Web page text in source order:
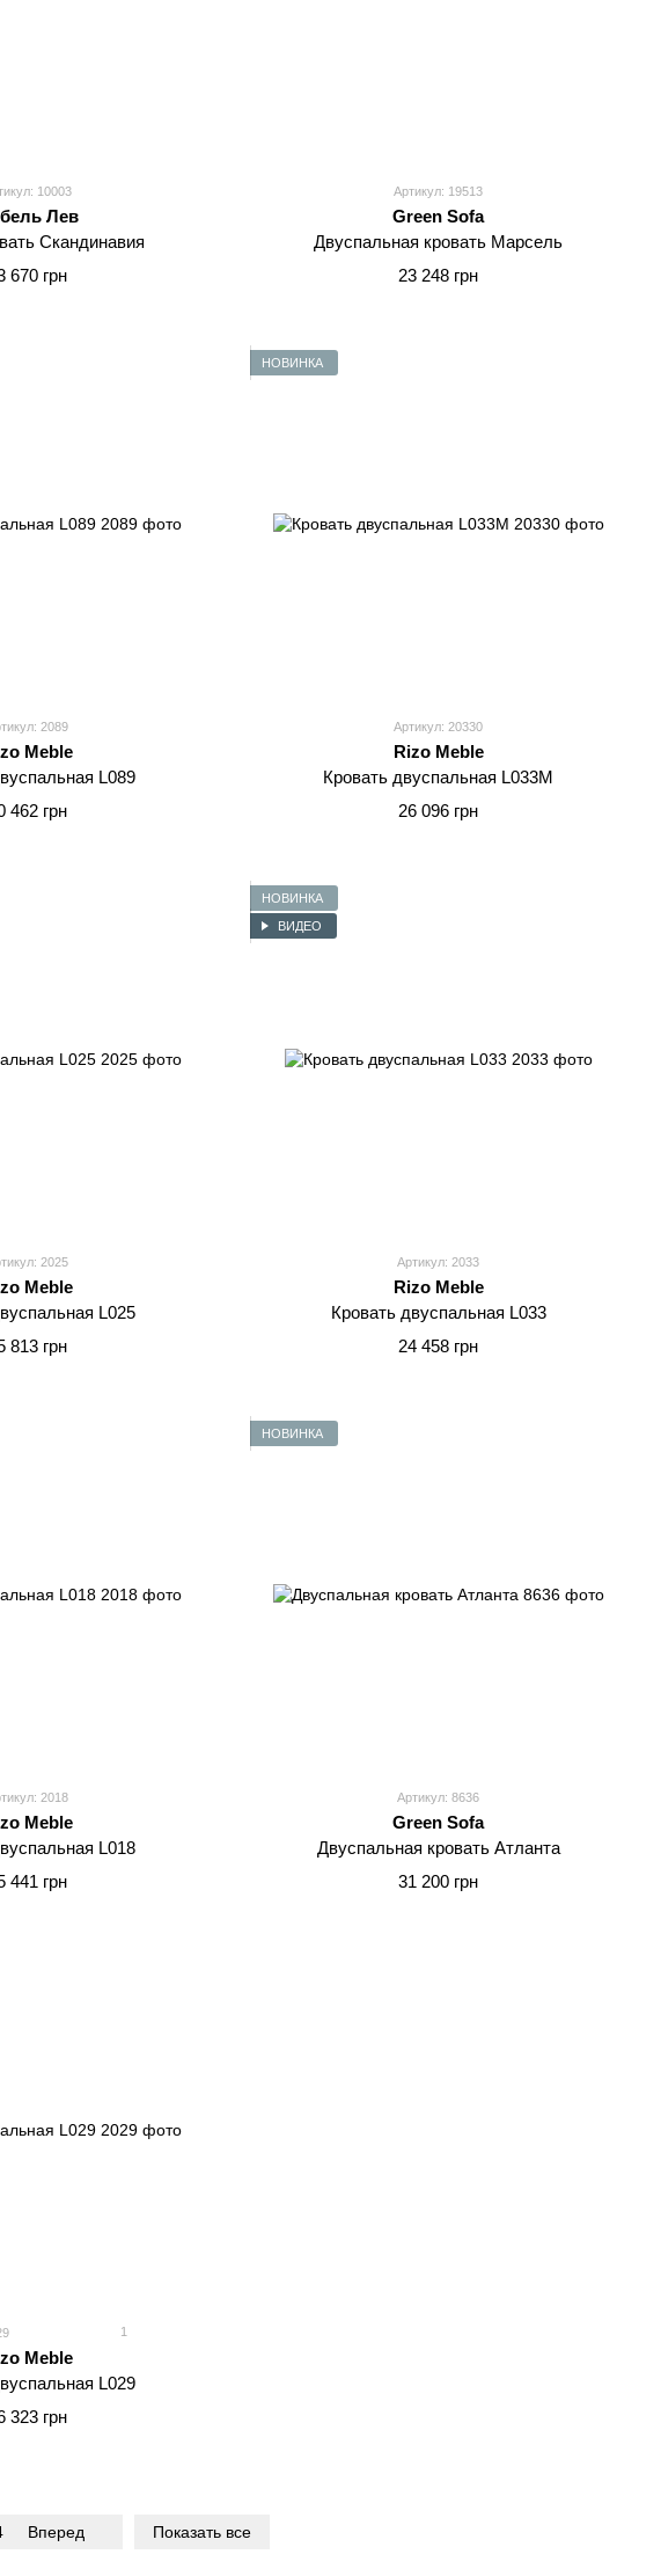
10003
Лев
Скандинавия
670 грн
Артикул: 19513
Green Sofa
Двуспальная кровать Марсель
23 248 грн
2089
Meble
L089
462 грн
НОВИНКА
Артикул: 20330
Rizo Meble
Кровать двуспальная L033M
26 096 грн
2025
Meble
L025
813 грн
НОВИНКА
ВИДЕО
Артикул: 2033
Rizo Meble
Кровать двуспальная L033
24 458 грн
2018
Meble
L018
441 грн
НОВИНКА
Артикул: 8636
Green Sofa
Двуспальная кровать Атланта
31 200 грн
1
Meble
L029
323 грн
Вперед Показать все